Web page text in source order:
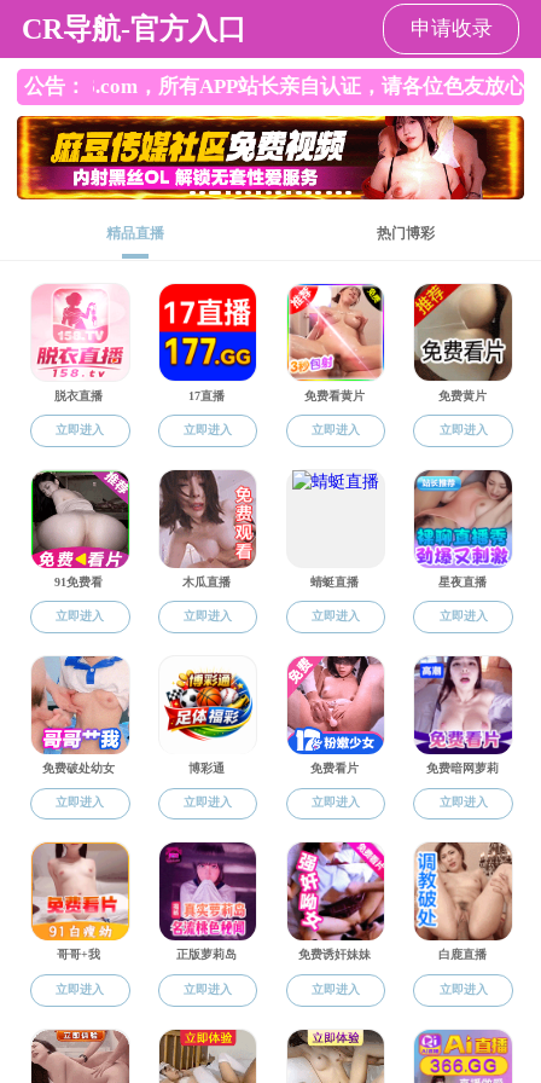
韩国色情
韩国色情 韩国色情概况 师资队伍 科学研究
资料下载
综合科资料
教学科资料
科研科资料
学生科资料
形象视觉
综合科资料
能源动力工程韩国
韩国色情 公务差旅
韩国色情 公务接待
韩国色情 经费报销
山西省2016-2017